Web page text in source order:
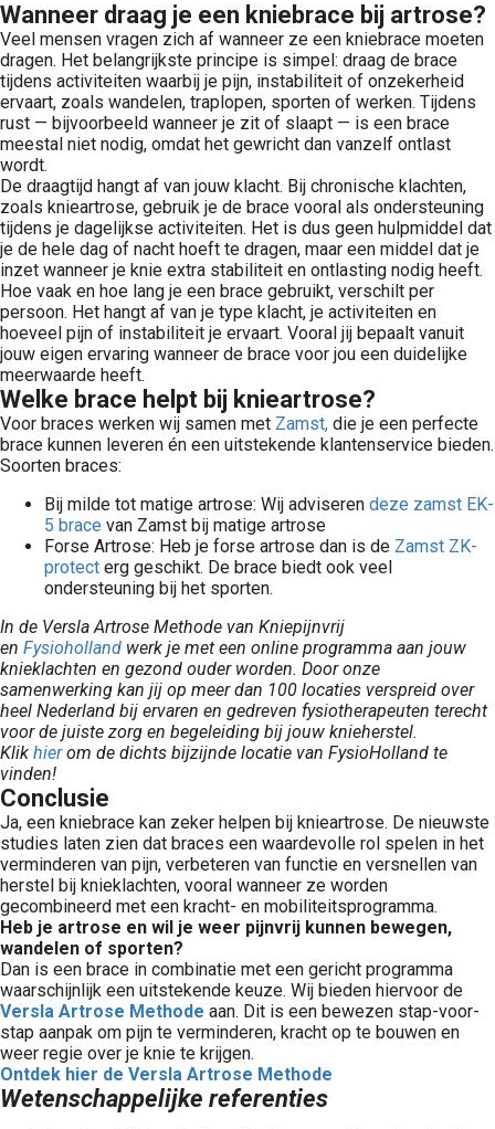
Wanneer draag je een kniebrace bij artrose?
Veel mensen vragen zich af wanneer ze een kniebrace moeten
dragen. Het belangrijkste principe is simpel: draag de brace
tijdens activiteiten waarbij je pijn, instabiliteit of onzekerheid
ervaart, zoals wandelen, traplopen, sporten of werken. Tijdens
rust — bijvoorbeeld wanneer je zit of slaapt — is een brace
meestal niet nodig, omdat het gewricht dan vanzelf ontlast
wordt.
De draagtijd hangt af van jouw klacht. Bij chronische klachten,
zoals knieartrose, gebruik je de brace vooral als ondersteuning
tijdens je dagelijkse activiteiten. Het is dus geen hulpmiddel dat
je de hele dag of nacht hoeft te dragen, maar een middel dat je
inzet wanneer je knie extra stabiliteit en ontlasting nodig heeft.
Hoe vaak en hoe lang je een brace gebruikt, verschilt per
persoon. Het hangt af van je type klacht, je activiteiten en
hoeveel pijn of instabiliteit je ervaart. Vooral jij bepaalt vanuit
jouw eigen ervaring wanneer de brace voor jou een duidelijke
meerwaarde heeft.
Welke brace helpt bij knieartrose?
Voor braces werken wij samen met Zamst, die je een perfecte
brace kunnen leveren én een uitstekende klantenservice bieden.
Soorten braces:
Bij milde tot matige artrose: Wij adviseren deze zamst EK-
5 brace van Zamst bij matige artrose
Forse Artrose: Heb je forse artrose dan is de Zamst ZK-
protect erg geschikt. De brace biedt ook veel
ondersteuning bij het sporten.
In de Versla Artrose Methode van Kniepijnvrij
en Fysioholland werk je met een online programma aan jouw
knieklachten en gezond ouder worden. Door onze
samenwerking kan jij op meer dan 100 locaties verspreid over
heel Nederland bij ervaren en gedreven fysiotherapeuten terecht
voor de juiste zorg en begeleiding bij jouw knieherstel.
Klik hierom de dichts bijzijnde locatie van FysioHolland te
vinden!
Conclusie
Ja, een kniebrace kan zeker helpen bij knieartrose. De nieuwste
studies laten zien dat braces een waardevolle rol spelen in het
verminderen van pijn, verbeteren van functie en versnellen van
herstel bij knieklachten, vooral wanneer ze worden
gecombineerd met een kracht- en mobiliteitsprogramma.
Heb je artrose en wil je weer pijnvrij kunnen bewegen,
wandelen of sporten?
Dan is een brace in combinatie met een gericht programma
waarschijnlijk een uitstekende keuze. Wij bieden hiervoor de
Versla Artrose Methode aan. Dit is een bewezen stap-voor-
stap aanpak om pijn te verminderen, kracht op te bouwen en
weer regie over je knie te krijgen.
Ontdek hier de Versla Artrose Methode
Wetenschappelijke referenties